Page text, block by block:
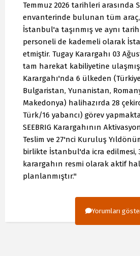
Temmuz 2026 tarihleri arasında
envanterinde bulunan tüm araç,
İstanbul'a taşınmış ve aynı
personeli de kademeli olarak
etmiştir. Tugay Karargahı 03
tam harekat kabiliyetine
Karargahı'nda 6 ülkeden
Bulgaristan, Yunanistan,
Makedonya) halihazırda 28
Türk/16 yabancı) görev
SEEBRIG Karargahının
Teslim ve 27'nci Kuruluş
birlikte İstanbul'da icra edilmesi,
karargahın resmi olarak aktif
planlanmıştır."
Yorumları